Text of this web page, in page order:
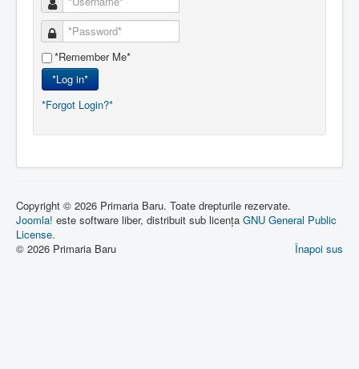
*Remember Me*
*Log in*
*Forgot Login?*
Copyright © 2026 Primaria Baru. Toate drepturile rezervate.
Joomla! este software liber, distribuit sub licența GNU General Public
License.
Înapoi sus
© 2026 Primaria Baru